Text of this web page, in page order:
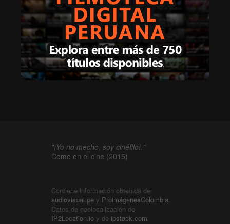
"¡Yo no mecho, soy cinéfilo!."
Como en el cine (2015)
Contiene información obtenida de
audiovisual.pe y ProimágenesColombia.
Datos de geolocalización de
IP2Location.io y de ipstack.com